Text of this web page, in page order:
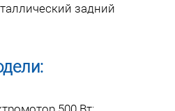
задний